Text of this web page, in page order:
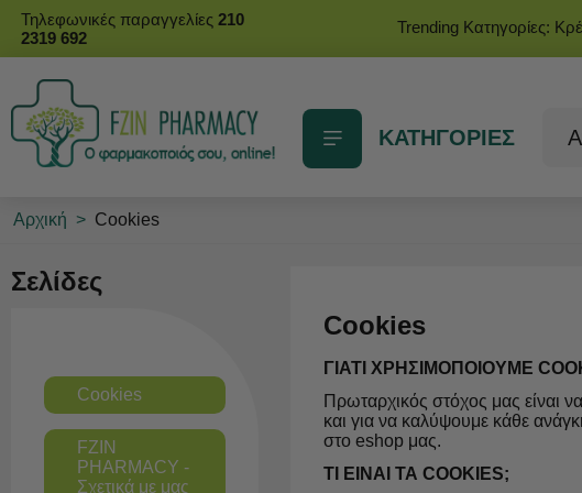
Τηλεφωνικές παραγγελίες 210
2319 692
Trending Κατηγορίες:
ΚΑΤΗΓΟΡΙΕΣ
Αρχική > Cookies
Σελίδες
Cookies
FZIN
PHARMACY -
Σχετικά με μας
Cookies
ΓΙΑΤΙ ΧΡΗΣΙΜΟΠΟΙΟΥΜΕ
Πρωταρχικός στόχος μας είναι
και για να καλύψουμε κάθε
στο eshop μας.
ΤΙ ΕΙΝΑΙ ΤΑ COOKIES;